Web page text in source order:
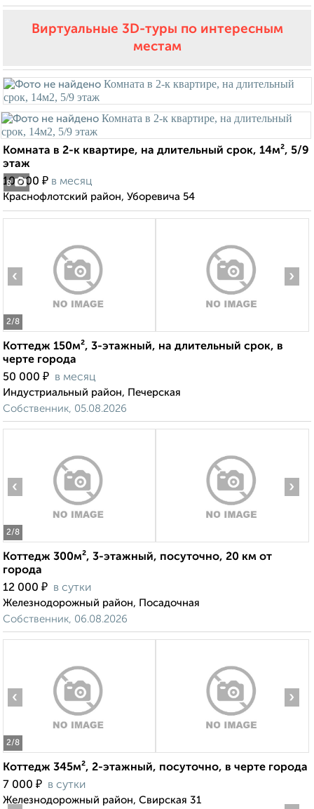
Виртуальные 3D-туры по интересным
местам
8
Комната в 2-к квартире, на длительный срок, 14м², 5/9
этаж
10 000 ₽ в месяц
Краснофлотский район, Уборевича 54
2/8
‹ ›
Коттедж 150м², 3-этажный, на длительный срок, в
черте города
50 000 ₽ в месяц
Индустриальный район, Печерская
Собственник, 05.08.2026
2/8
‹ ›
Коттедж 300м², 3-этажный, посуточно, 20 км от
города
12 000 ₽ в сутки
Железнодорожный район, Посадочная
Собственник, 06.08.2026
2/8
‹ ›
Коттедж 345м², 2-этажный, посуточно, в черте города
7 000 ₽ в сутки
Железнодорожный район, Свирская 31